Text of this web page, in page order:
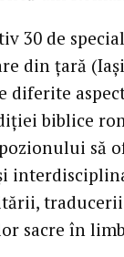
30 de
din ţară
diferite
biblice
să
sacre în